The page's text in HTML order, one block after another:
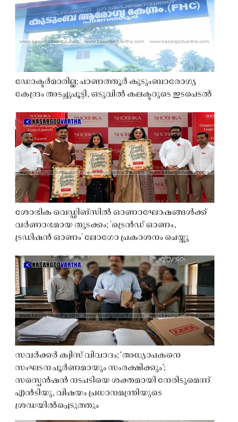
ഡോക്ടർമാരില്ല; പാണത്തൂർ കുടുംബാരോഗ്യ
കേന്ദ്രം അടച്ചുപൂട്ടി, ഒടുവിൽ കലക്ടറുടെ ഇടപെടൽ
ശോഭിക വെഡ്ഡിങ്സിൽ ഓണാഘോഷങ്ങൾക്ക്
വർണാഭമായ തുടക്കം; 'ട്രെൻഡ് ഓണം,
ട്രഡിഷൻ ഓണം' ലോഗോ പ്രകാശനം ചെയ്തു
സവർക്കർ ക്വിസ് വിവാദം; ‘അധ്യാപകനെ
സംഘടന പൂർണമായും സംരക്ഷിക്കും’;
സസ്പെൻഷൻ നടപടിയെ ശക്തമായി നേരിടുമെന്ന്
എൻടിയു, വിഷയം പ്രധാനമന്ത്രിയുടെ
ശ്രദ്ധയിൽപ്പെടുത്തും